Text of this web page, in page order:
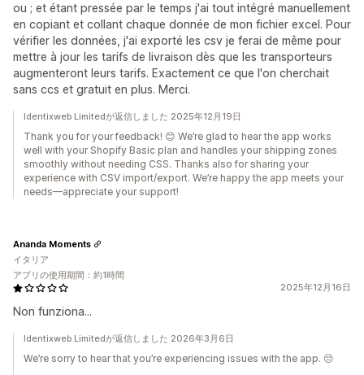
ou ; et étant pressée par le temps j'ai tout intégré manuellement
en copiant et collant chaque donnée de mon fichier excel. Pour
vérifier les données, j'ai exporté les csv je ferai de même pour
mettre à jour les tarifs de livraison dès que les transporteurs
augmenteront leurs tarifs. Exactement ce que l'on cherchait
sans ccs et gratuit en plus. Merci.
Identixweb Limitedが返信しました 2025年12月19日
Thank you for your feedback! 😊 We’re glad to hear the app works
well with your Shopify Basic plan and handles your shipping zones
smoothly without needing CSS. Thanks also for sharing your
experience with CSV import/export. We’re happy the app meets your
needs—appreciate your support!
2025年12月16日
Non funziona...
Ananda Moments
イタリア
アプリの使用期間：約1時間
Identixweb Limitedが返信しました 2026年3月6日
We’re sorry to hear that you’re experiencing issues with the app. 😔